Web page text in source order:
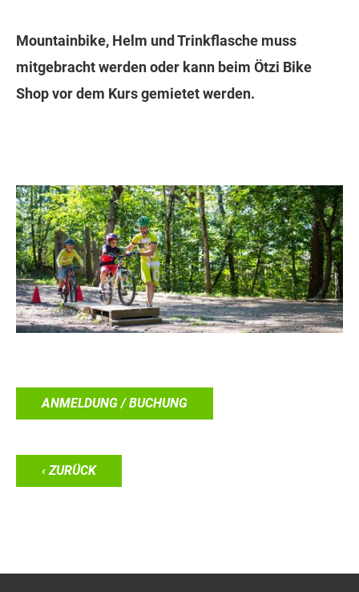
Mountainbike, Helm und Trinkflasche muss
mitgebracht werden oder kann beim Ötzi Bike
Shop vor dem Kurs gemietet werden.
ANMELDUNG / BUCHUNG
‹ ZURÜCK